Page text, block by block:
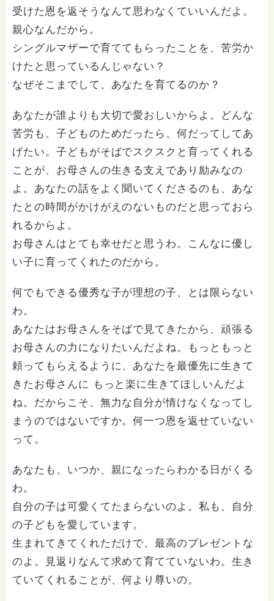
受けた恩を返そうなんて思わなくていいんだよ。
親心なんだから。
シングルマザーで育ててもらったことを、苦労か
けたと思っているんじゃない？
なぜそこまでして、あなたを育てるのか？
あなたが誰よりも大切で愛おしいからよ。どんな
苦労も、子どものためだったら、何だってしてあ
げたい。子どもがそばでスクスクと育ってくれる
ことが、お母さんの生きる支えであり励みなの
よ。あなたの話をよく聞いてくださるのも、あな
たとの時間がかけがえのないものだと思っておら
れるからよ。
お母さんはとても幸せだと思うわ。こんなに優し
い子に育ってくれたのだから。
何でもできる優秀な子が理想の子、とは限らない
わ。
あなたはお母さんをそばで見てきたから、頑張る
お母さんの力になりたいんだよね。もっともっと
頼ってもらえるように、あなたを最優先に生きて
きたお母さんに もっと楽に生きてほしいんだよ
ね。だからこそ、無力な自分が情けなくなってし
まうのではないですか。何一つ恩を返せていない
って。
あなたも、いつか、親になったらわかる日がくる
わ。
自分の子は可愛くてたまらないのよ。私も、自分
の子どもを愛しています。
生まれてきてくれただけで、最高のプレゼントな
のよ。見返りなんて求めて育てていないわ。生き
ていてくれることが、何より尊いの。